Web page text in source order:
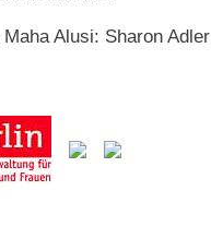
Alusi: Sharon Adler